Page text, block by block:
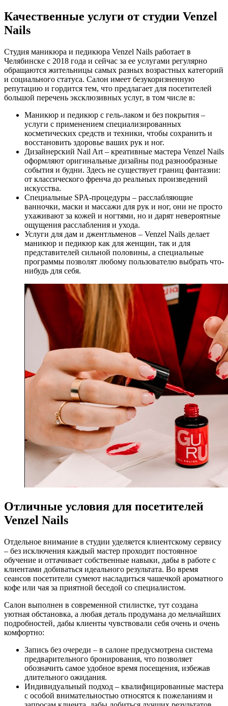
Качественные услуги от студии Venzel
Nails
Студия маникюра и педикюра Venzel Nails работает в
Челябинске с 2018 года и сейчас за ее услугами регулярно
обращаются жительницы самых разных возрастных категорий
и социального статуса. Салон имеет безукоризненную
репутацию и гордится тем, что предлагает для посетителей
большой перечень эксклюзивных услуг, в том числе в:
Маникюр и педикюр с гель-лаком и без покрытия –
услуги с применением специализированных
косметических средств и техники, чтобы сохранить и
восстановить здоровье ваших рук и ног.
Дизайнерский Nail Art – креативные мастера Venzel Nails
оформляют оригинальные дизайны под разнообразные
события и будни. Здесь не существует границ фантазии:
от классического френча до реальных произведений
искусства.
Специальные SPA-процедуры – расслабляющие
ванночки, маски и массажи для рук и ног, они не просто
ухаживают за кожей и ногтями, но и дарят невероятные
ощущения расслабления и ухода.
Услуги для дам и джентльменов – Venzel Nails делает
маникюр и педикюр как для женщин, так и для
представителей сильной половины, а специальные
программы позволят любому пользователю выбрать что-
нибудь для себя.
Отличные условия для посетителей
Venzel Nails
Отдельное внимание в студии уделяется клиентскому сервису
– без исключения каждый мастер проходит постоянное
обучение и оттачивает собственные навыки, дабы в работе с
клиентами добиваться идеального результата. Во время
сеансов посетители сумеют насладиться чашечкой ароматного
кофе или чая за приятной беседой со специалистом.
Салон выполнен в современной стилистке, тут создана
уютная обстановка, а любая деталь продумана до мельчайших
подробностей, дабы клиенты чувствовали себя очень и очень
комфортно:
Запись без очереди – в салоне предусмотрена система
предварительного бронирования, что позволяет
обозначить самое удобное время посещения, избежав
длительного ожидания.
Индивидуальный подход – квалифицированные мастера
с особой внимательностью относятся к пожеланиям и